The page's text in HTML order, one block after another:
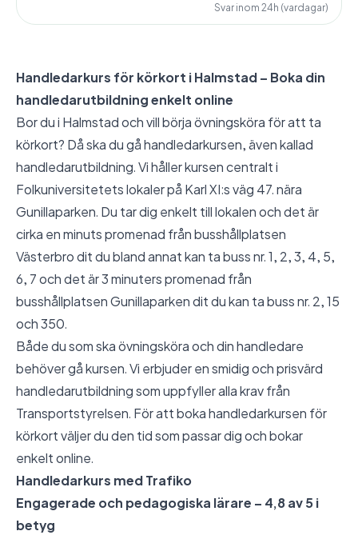
Svar inom 24h (vardagar)
Handledarkurs för körkort i Halmstad – Boka din
handledarutbildning enkelt online
Bor du i Halmstad och vill börja övningsköra för att ta
körkort? Då ska du gå handledarkursen, även kallad
handledarutbildning. Vi håller kursen centralt i
Folkuniversitetets lokaler på Karl XI:s väg 47. nära
Gunillaparken. Du tar dig enkelt till lokalen och det är
cirka en minuts promenad från busshållplatsen
Västerbro dit du bland annat kan ta buss nr. 1, 2, 3, 4, 5,
6, 7 och det är 3 minuters promenad från
busshållplatsen Gunillaparken dit du kan ta buss nr. 2, 15
och 350.
Både du som ska övningsköra och din handledare
behöver gå kursen. Vi erbjuder en smidig och prisvärd
handledarutbildning som uppfyller alla krav från
Transportstyrelsen. För att boka handledarkursen för
körkort väljer du den tid som passar dig och bokar
enkelt online.
Handledarkurs med Trafiko
Engagerade och pedagogiska lärare – 4,8 av 5 i
betyg